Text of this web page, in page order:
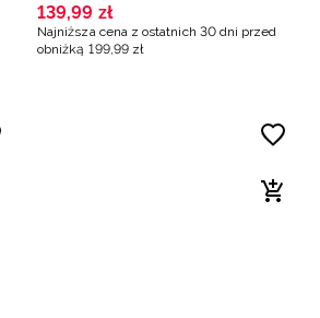
139,99 zł
Najniższa cena z ostatnich 30 dni przed
obniżką 199, 99 zł